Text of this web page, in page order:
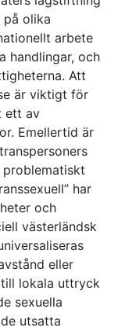
olika
arbete
handlingar, och
Att
är viktigt för
ett av
Emellertid är
har
och
västerländsk
eller
till lokala uttryck
sexuella
utsatta